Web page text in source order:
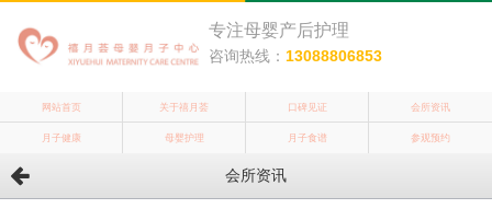
专注母婴产后护理
咨询热线： 13088806853
网站首页 关于禧月荟 口碑见证 会所资讯
月子健康 母婴护理 月子食谱 参观预约
会所资讯